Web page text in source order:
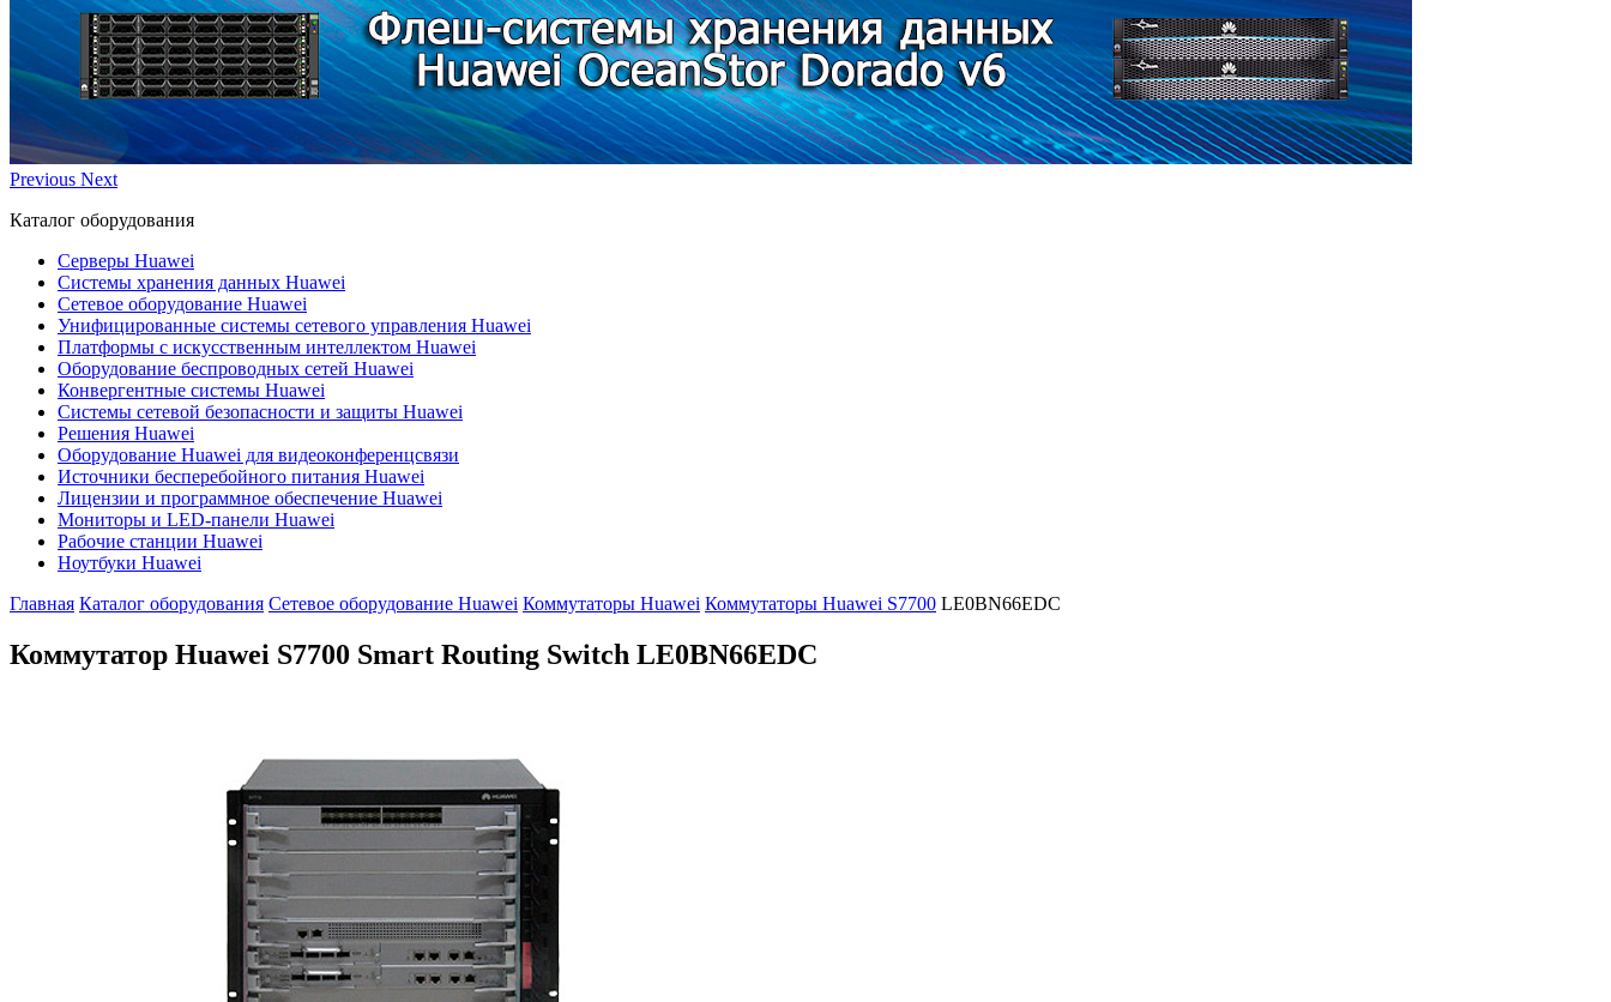
Previous Next
Каталог оборудования
Серверы Huawei
Системы хранения данных Huawei
Сетевое оборудование Huawei
Унифицированные системы сетевого управления Huawei
Платформы с искусственным интеллектом Huawei
Оборудование беспроводных сетей Huawei
Конвергентные системы Huawei
Системы сетевой безопасности и защиты Huawei
Решения Huawei
Оборудование Huawei для видеоконференцсвязи
Источники бесперебойного питания Huawei
Лицензии и программное обеспечение Huawei
Мониторы и LED-панели Huawei
Рабочие станции Huawei
Ноутбуки Huawei
Главная Каталог оборудования Сетевое оборудование Huawei Коммутаторы Huawei Коммутаторы Huawei S7700 LE0BN66EDC
Коммутатор Huawei S7700 Smart Routing Switch LE0BN66EDC